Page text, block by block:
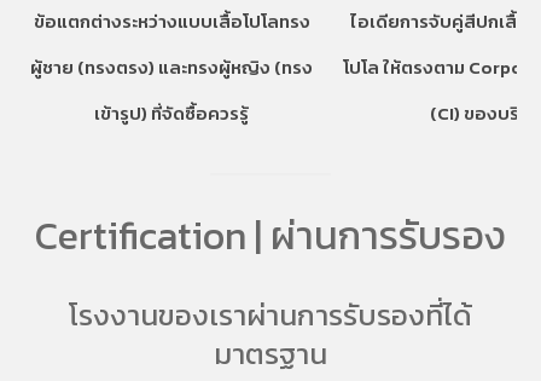
ข้อแตกต่างระหว่างแบบเสื้อโปโลทรง
ผู้ชาย (ทรงตรง) และทรงผู้หญิง (ทรง
เข้ารูป) ที่จัดซื้อควรรู้
ไอเดียการจับคู่สีปกเสื้อ
โปโล ให้ตรงตาม
(CI) ของบริษัท
Certification | ผ่านการรับรอง
โรงงานของเราผ่านการรับรองที่ได้
มาตรฐาน